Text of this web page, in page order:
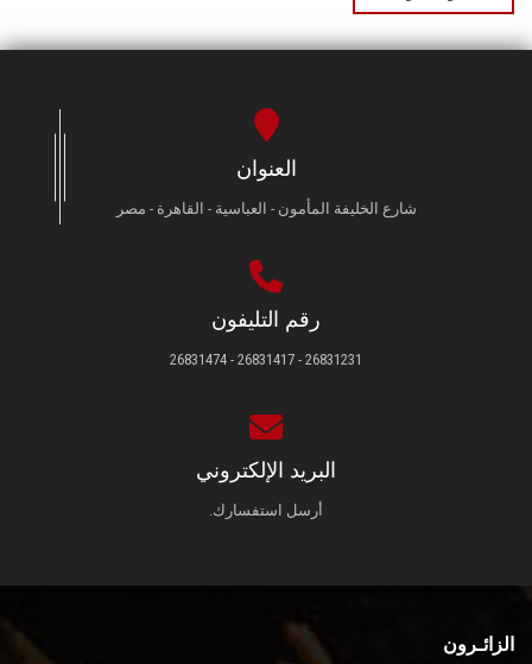
العنوان
شارع الخليفة المأمون - العباسية - القاهرة - مصر
رقم التليفون
26831231 - 26831417 - 26831474
البريد الإلكتروني
أرسل استفسارك.
الزائـرون